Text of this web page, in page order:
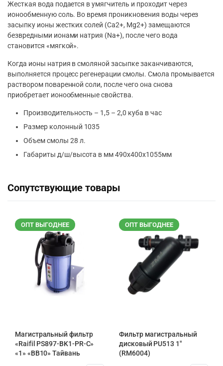
Жесткая вода подается в умягчитель и проходит через
ионообменную соль. Во время проникновения воды через
засыпку ионы жестких солей (Ca2+, Mg2+) замещаются
безвредными ионами натрия (Na+), после чего вода
становится «мягкой».
Когда ионы натрия в смоляной засыпке заканчиваются,
выполняется процесс регенерации смолы. Смола промывается
раствором поваренной соли, после чего она снова
приобретает ионообменные свойства.
Производительность – 1,5 – 2,0 куба в час
Размер колонный 1035
Объем смолы 28 л.
Габариты д/ш/высота в мм 490х400х1055мм
Сопутствующие товары
ОПТ ВЫГОДНЕЕ
Магистральный фильтр
«Raifil PS897-BK1-PR-С»
«1» «BB10» Тайвань
ОПТ ВЫГОДНЕЕ
Фильтр магистральный
дисковый PU513 1″
(RM6004)